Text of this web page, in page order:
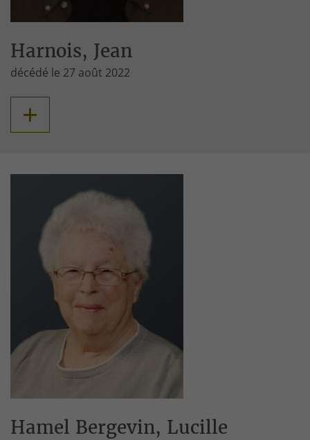
Harnois, Jean
décédé le 27 août 2022
+
Hamel Bergevin, Lucille